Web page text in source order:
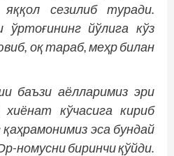
сезилиб туради.
йўлига кўз
оқ тараб, меҳр билан
баъзи аёлларимиз эри
кўчасига кириб
эса бундай
номусни биринчи қўйди.